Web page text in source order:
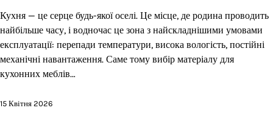
Кухня — це серце будь-якої оселі. Це місце, де родина проводить
найбільше часу, і водночас це зона з найскладнішими умовами
експлуатації: перепади температури, висока вологість, постійні
механічні навантаження. Саме тому вибір матеріалу для
кухонних меблів…
15 Квітня 2026